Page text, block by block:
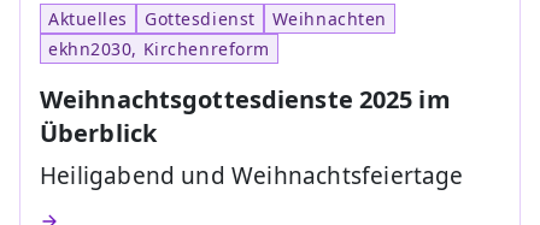
Aktuelles Gottesdienst
Weihnachten
ekhn2030, Kirchenreform
Weihnachtsgottesdienste 2025 im
Überblick
Heiligabend und Weihnachtsfeiertage